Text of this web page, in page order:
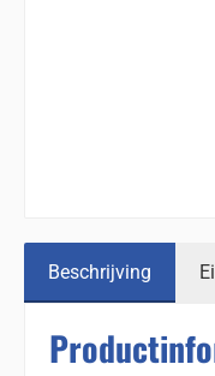
Beschrijving